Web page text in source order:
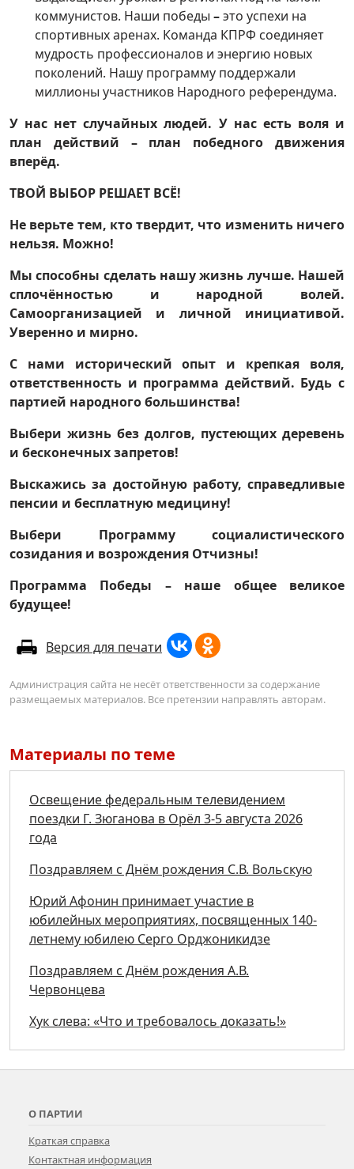
коммунистов. Наши победы –это успехи на
спортивных аренах. Команда КПРФ соединяет
мудрость профессионалов и энергию новых
поколений. Нашу программу поддержали
миллионы участников Народного референдума.
У нас нет случайных людей. У нас есть воля и
план действий – план победного движения
вперёд.
ТВОЙ ВЫБОР РЕШАЕТ ВСЁ!
Не верьте тем, кто твердит, что изменить ничего
нельзя. Можно!
Мы способны сделать нашу жизнь лучше. Нашей
сплочённостью и народной волей.
Самоорганизацией и личной инициативой.
Уверенно и мирно.
С нами исторический опыт и крепкая воля,
ответственность и программа действий. Будь с
партией народного большинства!
Выбери жизнь без долгов, пустеющих деревень
и бесконечных запретов!
Выскажись за достойную работу, справедливые
пенсии и бесплатную медицину!
Выбери Программу социалистического
созидания и возрождения Отчизны!
Программа Победы – наше общее великое
будущее!
Версия для печати
Администрация сайта не несёт ответственности за содержание
размещаемых материалов. Все претензии направлять авторам.
Материалы по теме
Освещение федеральным телевидением
поездки Г. Зюганова в Орёл 3-5 августа 2026
года
Поздравляем с Днём рождения С.В. Вольскую
Юрий Афонин принимает участие в
юбилейных мероприятиях, посвященных 140-
летнему юбилею Серго Орджоникидзе
Поздравляем с Днём рождения А.В.
Червонцева
Хук слева: «Что и требовалось доказать!»
О ПАРТИИ
Краткая справка
Контактная информация